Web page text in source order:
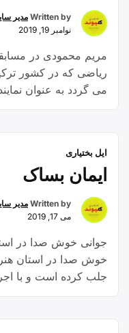
Written by مدیر
نوامبر 19, 2019
مریم محمودی در
می گردد به عنوان
ایل بختیاری
ایمان بساک
Written by مدیر
می 17, 2019
جوانی خوش صدا در
خوش صدا در استان
جلب کرده است و با